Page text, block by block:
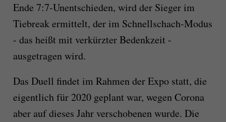
Ende 7:7-Unentschieden, wird der Sieger im
Tiebreak ermittelt, der im Schnellschach-Modus
- das heißt mit verkürzter Bedenkzeit -
ausgetragen wird.
Das Duell findet im Rahmen der Expo statt, die
eigentlich für 2020 geplant war, wegen Corona
aber auf dieses Jahr verschobenen wurde. Die